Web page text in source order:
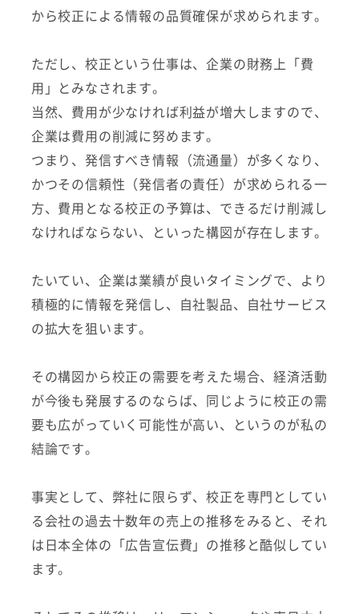
から校正による情報の品質確保が求められます。
ただし、校正という仕事は、企業の財務上「費
用」とみなされます。
当然、費用が少なければ利益が増大しますので、
企業は費用の削減に努めます。
つまり、発信すべき情報（流通量）が多くなり、
かつその信頼性（発信者の責任）が求められる一
方、費用となる校正の予算は、できるだけ削減し
なければならない、といった構図が存在します。
たいてい、企業は業績が良いタイミングで、より
積極的に情報を発信し、自社製品、自社サービス
の拡大を狙います。
その構図から校正の需要を考えた場合、経済活動
が今後も発展するのならば、同じように校正の需
要も広がっていく可能性が高い、というのが私の
結論です。
事実として、弊社に限らず、校正を専門としてい
る会社の過去十数年の売上の推移をみると、それ
は日本全体の「広告宣伝費」の推移と酷似してい
ます。